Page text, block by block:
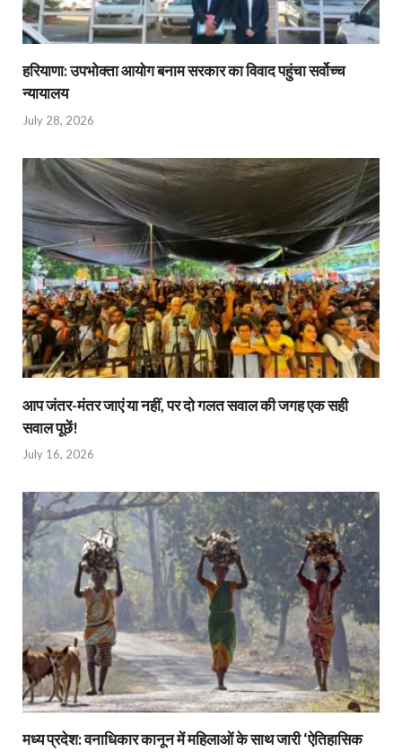
हरियाणा: उपभोक्ता आयोग बनाम सरकार का विवाद पहुंचा सर्वोच्च
न्यायालय
July 28, 2026
आप जंतर-मंतर जाएं या नहीं, पर दो गलत सवाल की जगह एक सही
सवाल पूछें!
July 16, 2026
मध्य प्रदेश: वनाधिकार कानून में महिलाओं के साथ जारी ‘ऐतिहासिक